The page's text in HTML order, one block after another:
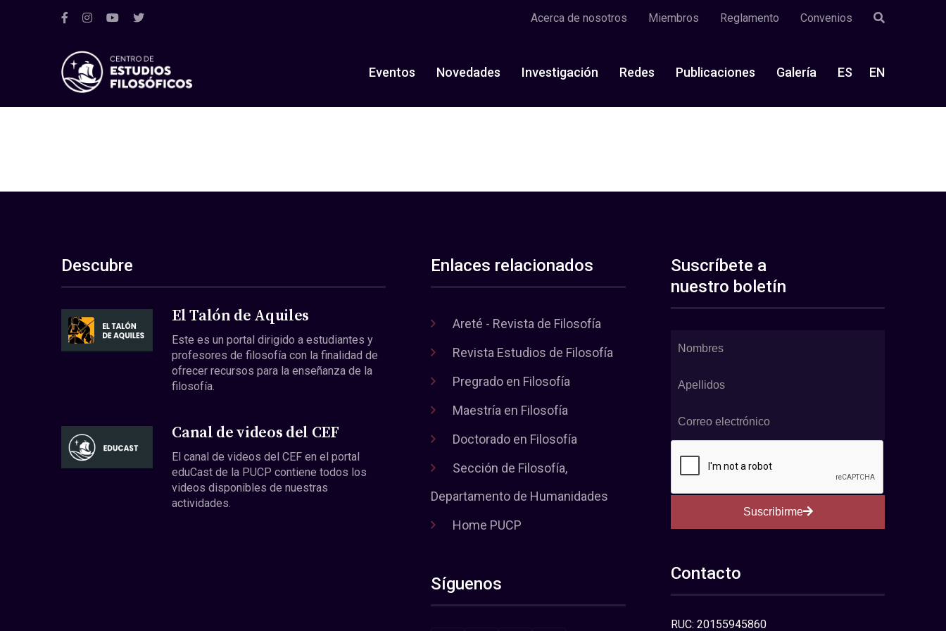
Acerca de nosotros Miembros Reglamento Convenios
Eventos Novedades Investigación Redes Publicaciones Galería ES EN
Descubre
El Talón de Aquiles
Este es un portal dirigido a estudiantes y
profesores de filosofía con la finalidad de
ofrecer recursos para la enseñanza de la
filosofía.
Canal de videos del CEF
El canal de videos del CEF en el portal
eduCast de la PUCP contiene todos los
videos disponibles de nuestras
actividades.
Enlaces relacionados
Areté - Revista de Filosofía
Revista Estudios de Filosofía
Pregrado en Filosofía
Maestría en Filosofía
Doctorado en Filosofía
Sección de Filosofía,
Departamento de Humanidades
Home PUCP
Síguenos
Suscríbete a
nuestro boletín
Suscribirme
Contacto
RUC: 20155945860